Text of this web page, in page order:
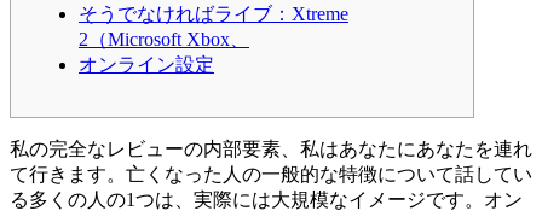
そうでなければライブ：Xtreme
2（Microsoft Xbox、
オンライン設定
私の完全なレビューの内部要素、私はあなたにあなたを連れ
て行きます。亡くなった人の一般的な特徴について話してい
る多くの人の1つは、実際には大規模なイメージです。オン